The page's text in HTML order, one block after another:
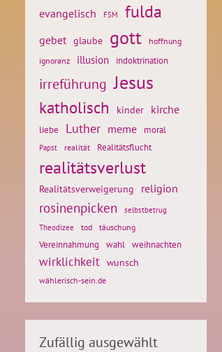
evangelisch FSM fulda
gebet glaube gott
hoffnung
ignoranz
illusion indoktrination
irreführung Jesus
katholisch kinder kirche
liebe Luther meme moral
Papst realität Realitätsflucht
realitätsverlust
Realitätsverweigerung religion
rosinenpicken
selbstbetrug
Theodizee
tod täuschung
Vereinnahmung wahl weihnachten
wirklichkeit wunsch
wählerisch-sein.de
Zufällig ausgewählt